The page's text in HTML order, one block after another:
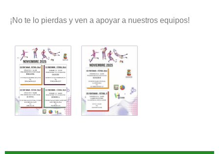
¡No te lo pierdas y ven a apoyar a nuestros equipos!